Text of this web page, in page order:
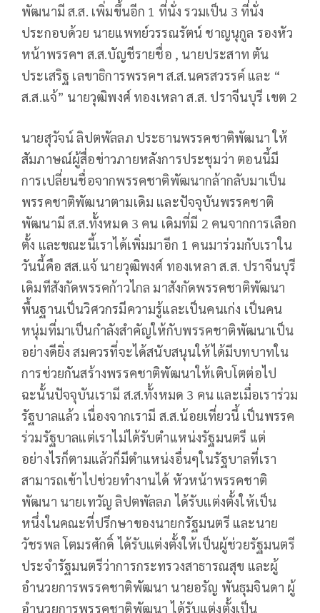
พัฒนามี ส.ส. เพิ่มขึ้นอีก 1 ที่นั่ง รวมเป็น 3 ที่นั่ง
ประกอบด้วย นายแพทย์วรรณรัตน์ ชาญนุกูล รองหัว
หน้าพรรคฯ ส.ส.บัญชีรายชื่อ , นายประสาท ตัน
ประเสริฐ เลขาธิการพรรคฯ ส.ส.นครสวรรค์ และ “
ส.ส.แจ้” นายวุฒิพงศ์ ทองเหลา ส.ส. ปราจีนบุรี เขต 2
นายสุวัจน์ ลิปตพัลลภ ประธานพรรคชาติพัฒนา ให้
สัมภาษณ์ผู้สื่อข่าวภายหลังการประชุมว่า ตอนนี้มี
การเปลี่ยนชื่อจากพรรคชาติพัฒนากล้ากลับมาเป็น
พรรคชาติพัฒนาตามเดิม และปัจจุบันพรรคชาติ
พัฒนามี ส.ส.ทั้งหมด 3 คน เดิมที่มี 2 คนจากการเลือก
ตั้ง และขณะนี้เราได้เพิ่มมาอีก 1 คนมาร่วมกับเราใน
วันนี้คือ สส.แจ้ นายวุฒิพงศ์ ทองเหลา ส.ส. ปราจีนบุรี
เดิมทีสังกัดพรรคก้าวไกล มาสังกัดพรรคชาติพัฒนา
พื้นฐานเป็นวิศวกรมีความรู้และเป็นคนเก่ง เป็นคน
หนุ่มที่มาเป็นกำลังสำคัญให้กับพรรคชาติพัฒนาเป็น
อย่างดียิ่ง สมควรที่จะได้สนับสนุนให้ได้มีบทบาทใน
การช่วยกันสร้างพรรคชาติพัฒนาให้เติบโตต่อไป
ฉะนั้นปัจจุบันเรามี ส.ส.ทั้งหมด 3 คน และเมื่อเราร่วม
รัฐบาลแล้ว เนื่องจากเรามี ส.ส.น้อยเที่ยวนี้ เป็นพรรค
ร่วมรัฐบาลแต่เราไม่ได้รับตำแหน่งรัฐมนตรี แต่
อย่างไรก็ตามแล้วก็มีตำแหน่งอื่นๆในรัฐบาลที่เรา
สามารถเข้าไปช่วยทำงานได้ หัวหน้าพรรคชาติ
พัฒนา นายเทวัญ ลิปตพัลลภ ได้รับแต่งตั้งให้เป็น
หนึ่งในคณะที่ปรึกษาของนายกรัฐมนตรี และนาย
วัชรพล โตมรศักดิ์ ได้รับแต่งตั้งให้เป็นผู้ช่วยรัฐมนตรี
ประจำรัฐมนตรีว่าการกระทรวงสาธารณสุข และผู้
อำนวยการพรรคชาติพัฒนา นายอรัญ พันธุมจินดา ผู้
อำนวยการพรรคชาติพัฒนา ได้รับแต่งตั้งเป็น